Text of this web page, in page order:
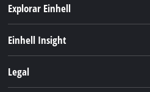
Explorar Einhell
Serviço
Einhell Insight
Legal